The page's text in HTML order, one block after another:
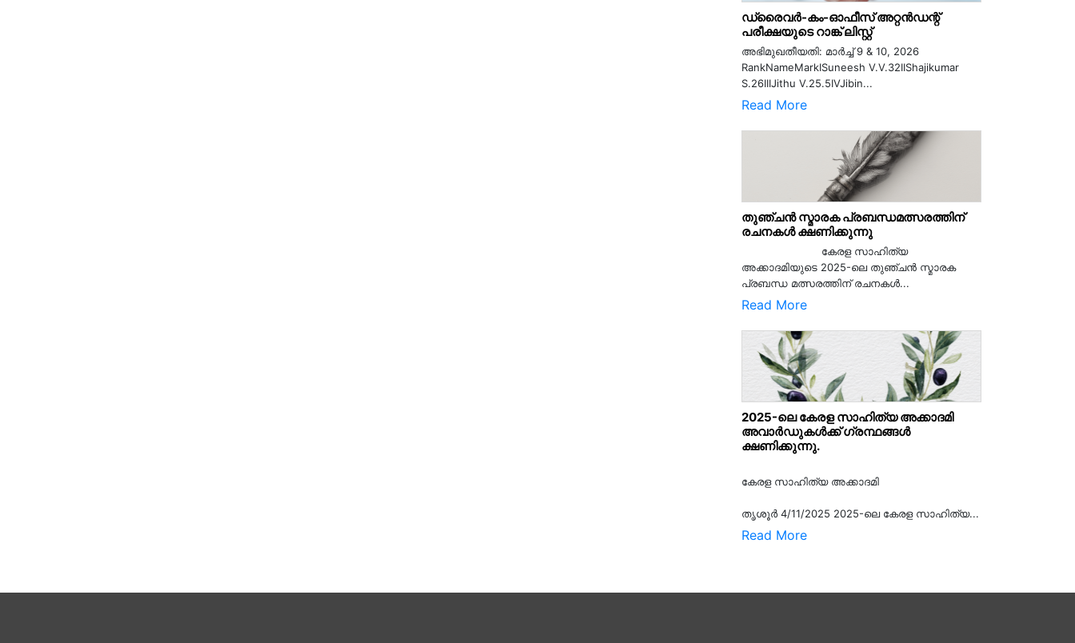
ഡ്രൈവർ-കം-ഓഫീസ് അറ്റൻഡന്റ്
പരീക്ഷയുടെ റാങ്ക് ലിസ്റ്റ്
അഭിമുഖതീയതി: മാർച്ച് 9 & 10, 2026
RankNameMarkISuneesh V.V.32IIShajikumar
S.26IIIJithu V.25.5IVJibin...
Read More
തുഞ്ചൻ സ്മാരക പ്രബന്ധമത്സരത്തിന്
രചനകൾ ക്ഷണിക്കുന്നു
കേരള സാഹിത്യ
അക്കാദമിയുടെ 2025-ലെ തുഞ്ചൻ സ്മാരക
പ്രബന്ധ മത്സരത്തിന് രചനകൾ...
Read More
2025-ലെ കേരള സാഹിത്യ അക്കാദമി
അവാർഡുകൾക്ക് ഗ്രന്ഥങ്ങൾ
ക്ഷണിക്കുന്നു.
കേരള സാഹിത്യ അക്കാദമി
തൃശൂര്‍ 4/11/2025 2025-ലെ കേരള സാഹിത്യ...
Read More